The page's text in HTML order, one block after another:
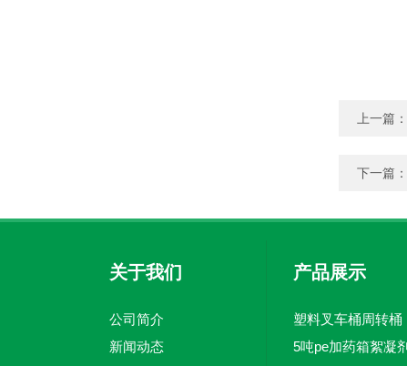
上一篇：
下一篇：
关于我们
公司简介
新闻动态
产品展示
塑料叉车桶周转桶